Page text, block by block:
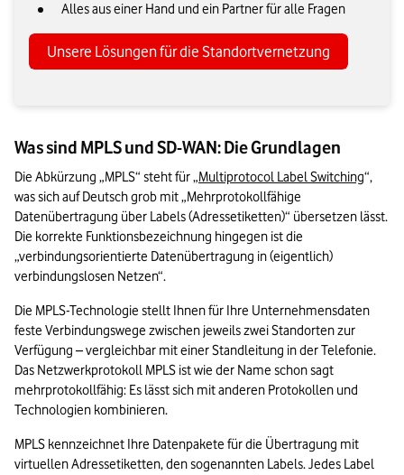
Alles aus einer Hand und ein Partner für alle Fragen
Unsere Lösungen für die Standortvernetzung
Was sind MPLS und SD-WAN: Die Grundlagen
Die Abkürzung „MPLS“ steht für „Multiprotocol Label Switching“,
was sich auf Deutsch grob mit „Mehrprotokollfähige
Datenübertragung über Labels (Adressetiketten)“ übersetzen lässt.
Die korrekte Funktionsbezeichnung hingegen ist die
„verbindungsorientierte Datenübertragung in (eigentlich)
verbindungslosen Netzen“.
Die MPLS-Technologie stellt Ihnen für Ihre Unternehmensdaten
feste Verbindungswege zwischen jeweils zwei Standorten zur
Verfügung – vergleichbar mit einer Standleitung in der Telefonie.
Das Netzwerkprotokoll MPLS ist wie der Name schon sagt
mehrprotokollfähig: Es lässt sich mit anderen Protokollen und
Technologien kombinieren.
MPLS kennzeichnet Ihre Datenpakete für die Übertragung mit
virtuellen Adressetiketten, den sogenannten Labels. Jedes Label